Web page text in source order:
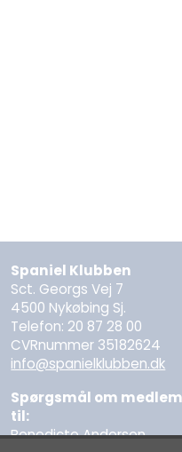
Spaniel Klubben
Sct. Georgs Vej 7
4500 Nykøbing Sj.
Telefon: 20 87 28 00
CVRnummer 35182624
info@spanielklubben.dk
Spørgsmål om
til:
Benedicte Andersen